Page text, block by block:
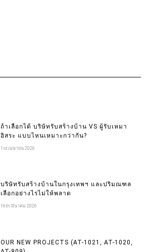
ถ้าเลือกได้ บริษัทรับสร้างบ้าน VS ผู้รับเหมา
อิสระ แบบไหนเหมาะกว่ากัน?
1st เมษายน 2026
บริษัทรับสร้างบ้านในกรุงเทพฯ และปริมณฑล
เลือกอย่างไรไม่ให้พลาด
16th มีนาคม 2026
OUR NEW PROJECTS (AT-1021, AT-1020,